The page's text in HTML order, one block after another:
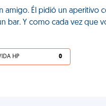
amigo. Él pidió un
bar. Y como cada vez que
HP 0